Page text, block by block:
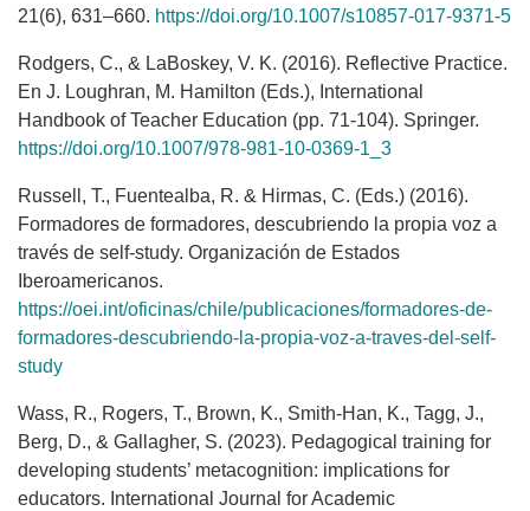
21(6), 631–660. https://doi.org/10.1007/s10857-017-9371-5
Rodgers, C., & LaBoskey, V. K. (2016). Reflective Practice.
En J. Loughran, M. Hamilton (Eds.), International
Handbook of Teacher Education (pp. 71-104). Springer.
https://doi.org/10.1007/978-981-10-0369-1_3
Russell, T., Fuentealba, R. & Hirmas, C. (Eds.) (2016).
Formadores de formadores, descubriendo la propia voz a
través de self-study. Organización de Estados
Iberoamericanos.
https://oei.int/oficinas/chile/publicaciones/formadores-de-
formadores-descubriendo-la-propia-voz-a-traves-del-self-
study
Wass, R., Rogers, T., Brown, K., Smith-Han, K., Tagg, J.,
Berg, D., & Gallagher, S. (2023). Pedagogical training for
developing students’ metacognition: implications for
educators. International Journal for Academic